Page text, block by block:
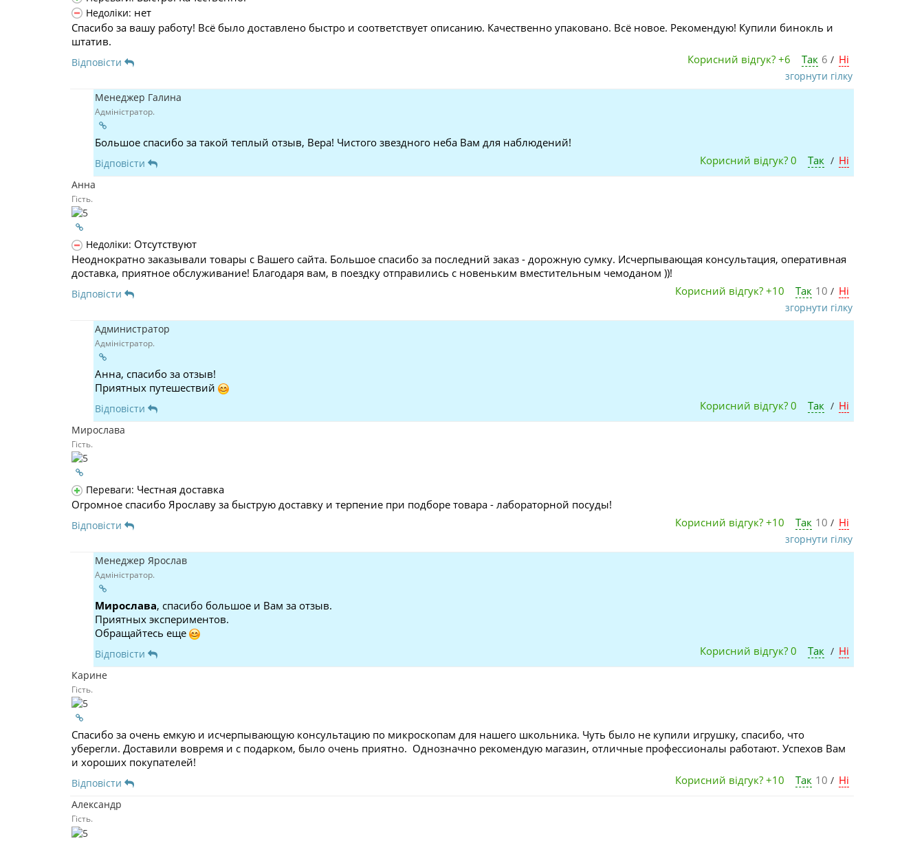
Недоліки: нет
Спасибо за вашу работу! Всё было доставлено быстро и соответствует описанию. Качественно упаковано. Всё новое. Рекомендую! Купили бинокль и
штатив.
Так 6 / Ні
Корисний відгук?+6
Відповісти
згорнути гілку
Менеджер Галина
Адміністратор.
Большое спасибо за такой теплый отзыв, Вера! Чистого звездного неба Вам для наблюдений!
Так / Ні
Корисний відгук?0
Відповісти
Анна
Гість.
Недоліки: Отсутствуют
Неоднократно заказывали товары с Вашего сайта. Большое спасибо за последний заказ - дорожную сумку. Исчерпывающая консультация, оперативная
доставка, приятное обслуживание! Благодаря вам, в поездку отправились с новеньким вместительным чемоданом ))!
Так 10 / Ні
Корисний відгук?+10
Відповісти
згорнути гілку
Администратор
Адміністратор.
Анна, спасибо за отзыв!
Приятных путешествий
Так / Ні
Корисний відгук?0
Відповісти
Мирослава
Гість.
Переваги: Честная доставка
Огромное спасибо Ярославу за быструю доставку и терпение при подборе товара - лабораторной посуды!
Так 10 / Ні
Корисний відгук?+10
Відповісти
згорнути гілку
Менеджер Ярослав
Адміністратор.
Мирослава, спасибо большое и Вам за отзыв.
Приятных экспериментов.
Обращайтесь еще
Так / Ні
Корисний відгук?0
Відповісти
Карине
Гість.
Спасибо за очень емкую и исчерпывающую консультацию по микроскопам для нашего школьника. Чуть было не купили игрушку, спасибо, что
уберегли. Доставили вовремя и с подарком, было очень приятно. Однозначно рекомендую магазин, отличные профессионалы работают. Успехов Вам
и хороших покупателей!
Так 10 / Ні
Корисний відгук?+10
Відповісти
Александр
Гість.